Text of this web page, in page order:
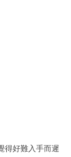
得好難入手而遲